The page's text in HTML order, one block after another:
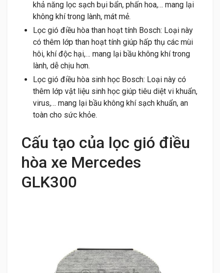
khả năng lọc sạch bụi bẩn, phấn hoa,… mang lại
không khí trong lành, mát mẻ.
Lọc gió điều hòa than hoạt tính Bosch: Loại này
có thêm lớp than hoạt tính giúp hấp thụ các mùi
hôi, khí độc hại,… mang lại bầu không khí trong
lành, dễ chịu hơn.
Lọc gió điều hòa sinh học Bosch: Loại này có
thêm lớp vật liệu sinh học giúp tiêu diệt vi khuẩn,
virus,… mang lại bầu không khí sạch khuẩn, an
toàn cho sức khỏe.
Cấu tạo của lọc gió điều
hòa xe Mercedes
GLK300